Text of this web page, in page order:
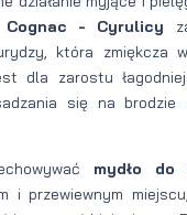
Cognac - Cyrulicy
która zmiękcza
dla zarostu
się na brodzie
mydło
i przewiewnym